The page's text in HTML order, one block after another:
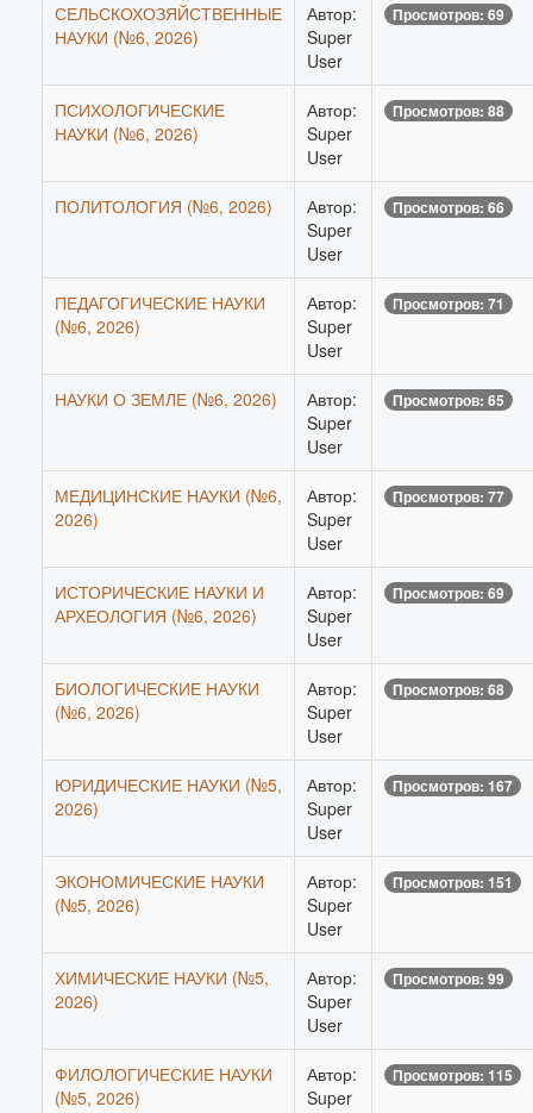
СЕЛЬСКОХОЗЯЙСТВЕННЫЕ
НАУКИ (№6, 2026)
Автор:
Super
User
Просмотров: 69
ПСИХОЛОГИЧЕСКИЕ
НАУКИ (№6, 2026)
Автор:
Super
User
Просмотров: 88
ПОЛИТОЛОГИЯ (№6, 2026)
Автор:
Super
User
Просмотров: 66
ПЕДАГОГИЧЕСКИЕ НАУКИ
(№6, 2026)
Автор:
Super
User
Просмотров: 71
НАУКИ О ЗЕМЛЕ (№6, 2026)
Автор:
Super
User
Просмотров: 65
МЕДИЦИНСКИЕ НАУКИ (№6,
2026)
Автор:
Super
User
Просмотров: 77
ИСТОРИЧЕСКИЕ НАУКИ И
АРХЕОЛОГИЯ (№6, 2026)
Автор:
Super
User
Просмотров: 69
БИОЛОГИЧЕСКИЕ НАУКИ
(№6, 2026)
Автор:
Super
User
Просмотров: 68
ЮРИДИЧЕСКИЕ НАУКИ (№5,
2026)
Автор:
Super
User
Просмотров: 167
ЭКОНОМИЧЕСКИЕ НАУКИ
(№5, 2026)
Автор:
Super
User
Просмотров: 151
ХИМИЧЕСКИЕ НАУКИ (№5,
2026)
Автор:
Super
User
Просмотров: 99
ФИЛОЛОГИЧЕСКИЕ НАУКИ
(№5, 2026)
Автор:
Super
Просмотров: 115